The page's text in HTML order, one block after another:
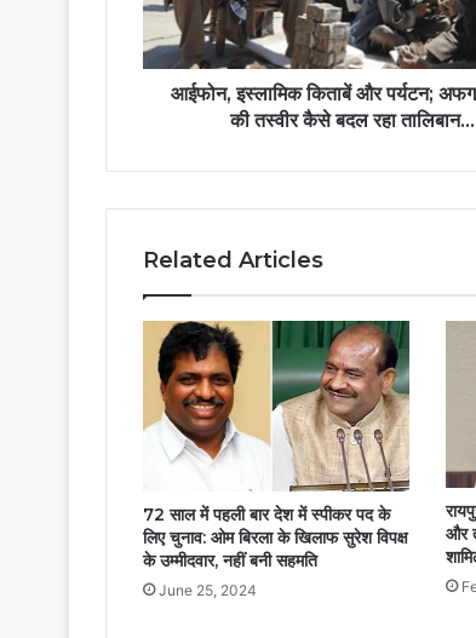
आईफोन, इस्लामिक किताबें और पर्यटन;
की तस्वीर कैसे बदल रहा तालिबान…
Related Articles
72 साल में पहली बार देश में स्पीकर पद के
लिए चुनाव: ओम बिरला के खिलाफ सुरेश विपक्ष
के उम्मीदवार, नहीं बनी सहमति
June 25, 2024
और